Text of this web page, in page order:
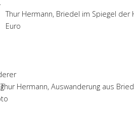
Thur Hermann, Briedel im Spiegel
Euro
Thur Hermann, Auswanderung aus